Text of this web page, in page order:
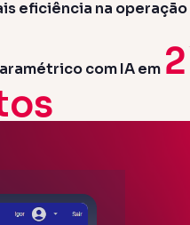
eficiência na operação
com IA em 2